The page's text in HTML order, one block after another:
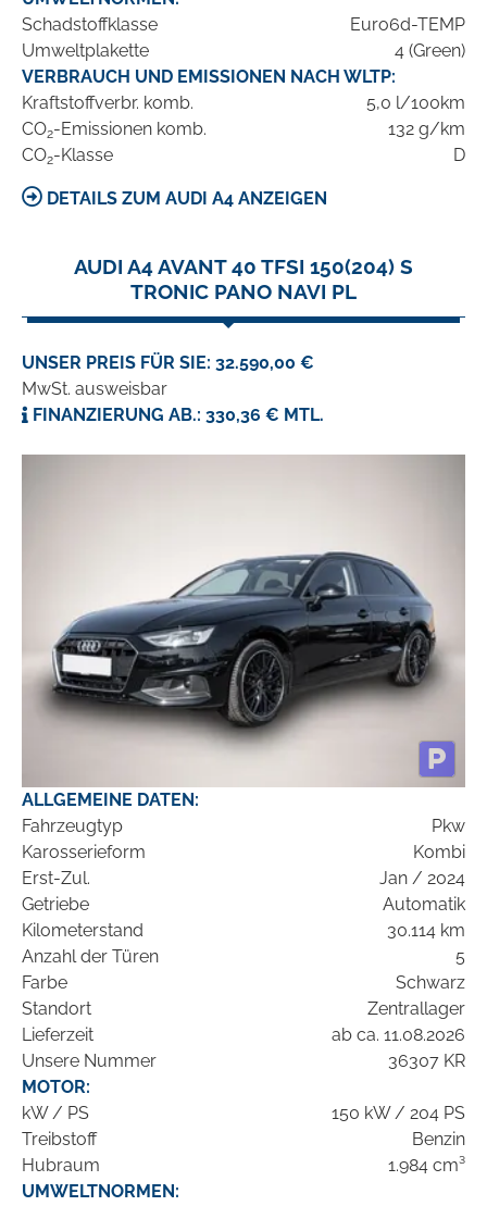
Schadstoffklasse
Euro6d-TEMP
Umweltplakette
4 (Green)
VERBRAUCH UND EMISSIONEN NACH WLTP:
Kraftstoffverbr. komb.
5,0 l/100km
CO2-Emissionen komb.
132 g/km
CO2-Klasse D
DETAILS ZUM AUDI A4 ANZEIGEN
AUDI A4 AVANT 40 TFSI 150(204) S
TRONIC PANO NAVI PL
UNSER PREIS FÜR SIE: 32.590,00 €
MwSt. ausweisbar
FINANZIERUNG AB.: 330,36 € MTL.
ALLGEMEINE DATEN:
Fahrzeugtyp
Pkw
Karosserieform
Kombi
Erst-Zul.
Jan / 2024
Getriebe
Automatik
Kilometerstand
30.114 km
Anzahl der Türen
5
Farbe
Schwarz
Standort
Zentrallager
Lieferzeit
ab ca. 11.08.2026
Unsere Nummer
36307 KR
MOTOR:
kW / PS
150 kW / 204 PS
Treibstoff
Benzin
Hubraum
1.984 cm³
UMWELTNORMEN: